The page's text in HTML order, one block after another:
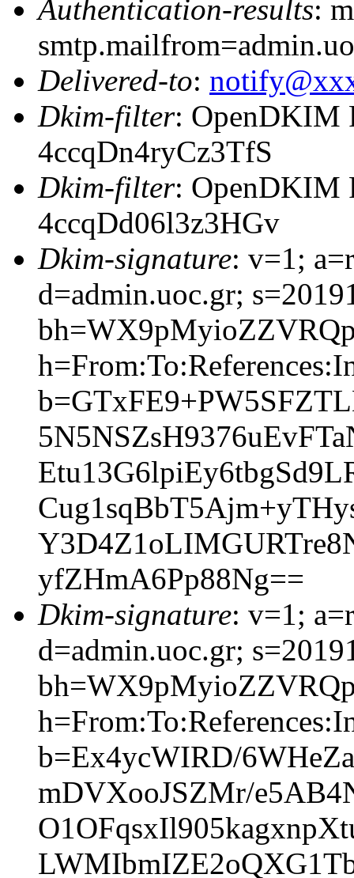
Authentication-results:
Delivered-to:
Dkim-filter: OpenDKIM
4ccqDn4ryCz3TfS
Dkim-filter: OpenDKIM
4ccqDd06l3z3HGv
Dkim-signature: v=1;
d=admin.uoc.gr;
yfZHmA6Pp88Ng==
Dkim-signature: v=1;
d=admin.uoc.gr;
b=Ex4ycWIRD/
mDVXooJSZMr/